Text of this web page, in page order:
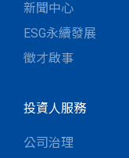
新聞中心
ESG永續發展
徵才啟事
投資人服務
公司治理